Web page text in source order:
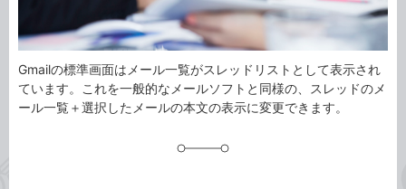
Gmailの標準画面はメール一覧がスレッドリストとして表示され
ています。これを一般的なメールソフトと同様の、スレッドのメ
ール一覧＋選択したメールの本文の表示に変更できます。